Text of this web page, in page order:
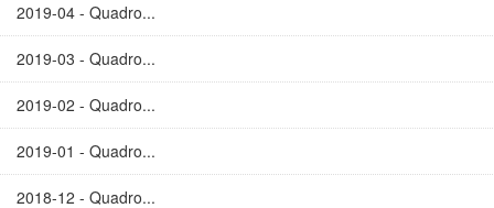
2019-04 - Quadro...
2019-03 - Quadro...
2019-02 - Quadro...
2019-01 - Quadro...
2018-12 - Quadro...